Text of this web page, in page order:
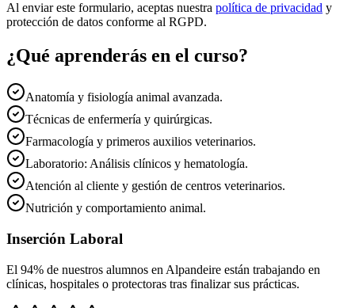
Al enviar este formulario, aceptas nuestra política de privacidad y
protección de datos conforme al RGPD.
¿Qué aprenderás en el curso?
Anatomía y fisiología animal avanzada.
Técnicas de enfermería y quirúrgicas.
Farmacología y primeros auxilios veterinarios.
Laboratorio: Análisis clínicos y hematología.
Atención al cliente y gestión de centros veterinarios.
Nutrición y comportamiento animal.
Inserción Laboral
El 94% de nuestros alumnos en Alpandeire están trabajando en
clínicas, hospitales o protectoras tras finalizar sus prácticas.